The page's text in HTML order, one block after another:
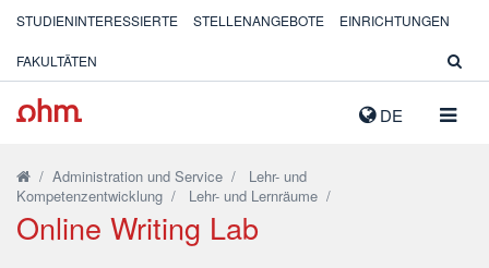
DE
STUDIENINTERESSIERTE STELLENANGEBOTE EINRICHTUNGEN
FAKULTÄTEN
/ Administration und Service / Lehr- und
Kompetenzentwicklung / Lehr- und Lernräume /
Online Writing Lab